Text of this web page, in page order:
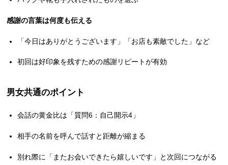
感謝の言葉は何度も伝える
「今日はありがとうございます」「お店も素敵でした」など
初回は好印象を残すための感謝リピートが有効
男女共通のポイント
会話の黄金比は「質問6：自己開示4」
相手の名前を呼んで話すと距離が縮まる
別れ際に「またお会いできたら嬉しいです」と次回につながる